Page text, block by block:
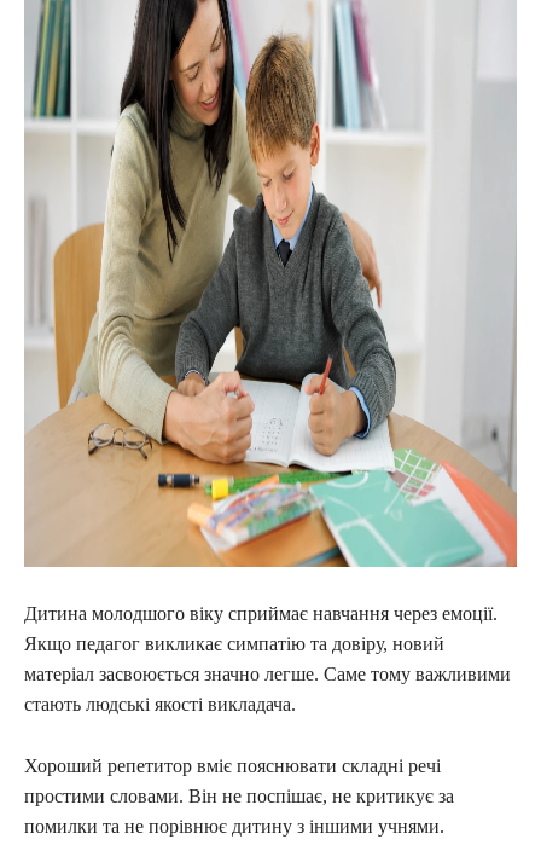
Дитина молодшого віку сприймає навчання через емоції.
Якщо педагог викликає симпатію та довіру, новий
матеріал засвоюється значно легше. Саме тому важливими
стають людські якості викладача.
Хороший репетитор вміє пояснювати складні речі
простими словами. Він не поспішає, не критикує за
помилки та не порівнює дитину з іншими учнями.